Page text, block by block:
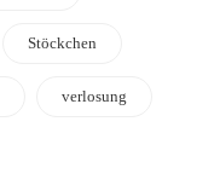
Stöckchen
verlosung